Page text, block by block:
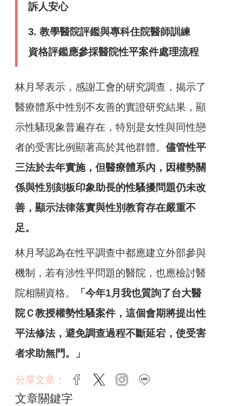
訴人安心
3. 教學醫院評鑑與專科住院醫師訓練
資格評鑑應參採醫院性平案件處理流程
林月琴表示，感謝工會的研究調查，揭示了
醫療體系中性別不友善的實證研究結果，顯
示性騷現象普遍存在，特別是女性與同性戀
者的受害比例顯著高於其他群體。 儘管性平
三法於去年實施，但醫療體系內，因權勢關
係與性別刻板印象助長的性騷擾問題仍未改
善，顯示法律落實與性別教育存在嚴重不
足。
林月琴認為在性平調查中都應建立外部參與
機制，若有涉性平問題的醫院，也應檢討醫
院相關資格。
「今年1月我也質詢了台大醫
院Ｃ教授權勢性騷案件，這個會期將提出性
平法修法，避免調查過程不斷延宕，使受害
者求助無門。」
分享文章： facebook
twitter instagram
文章關鍵字